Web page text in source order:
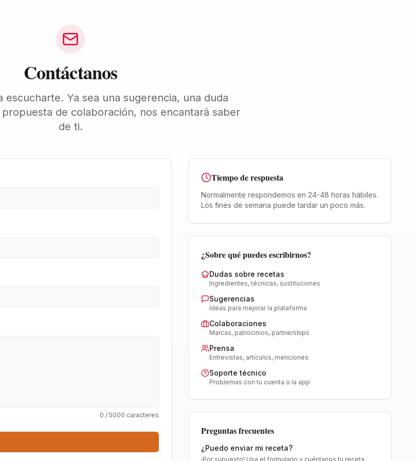
Contáctanos
escucharte. Ya sea una sugerencia, una duda
de colaboración, nos encantará saber
de ti.
0 / 5000 caracteres
Tiempo de respuesta
Normalmente respondemos en 24-48 horas hábiles.
Los fines de semana puede tardar un poco más.
¿Sobre qué puedes escribirnos?
Dudas sobre recetas
Ingredientes, técnicas, sustituciones
Sugerencias
Ideas para mejorar la plataforma
Colaboraciones
Marcas, patrocinios, partnerships
Prensa
Entrevistas, artículos, menciones
Soporte técnico
Problemas con tu cuenta o la app
Preguntas frecuentes
¿Puedo enviar mi receta?
¡Por supuesto! Usa el formulario y cuéntanos tu receta.